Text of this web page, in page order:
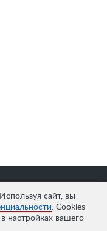
сайт, вы
. Cookies
настройках вашего